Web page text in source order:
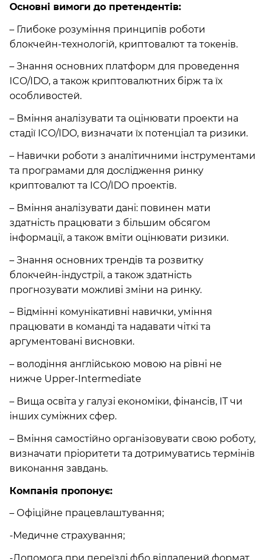
Основні вимоги до претендентів:
– Глибоке розуміння принципів роботи
блокчейн-технологій, криптовалют та токенів.
– Знання основних платформ для проведення
ICO/IDO, а також криптовалютних бірж та їх
особливостей.
– Вміння аналізувати та оцінювати проекти на
стадії ICO/IDO, визначати їх потенціал та ризики.
– Навички роботи з аналітичними інструментами
та програмами для дослідження ринку
криптовалют та ICO/IDO проектів.
– Вміння аналізувати дані: повинен мати
здатність працювати з більшим обсягом
інформації, а також вміти оцінювати ризики.
– Знання основних трендів та розвитку
блокчейн-індустрії, а також здатність
прогнозувати можливі зміни на ринку.
– Відмінні комунікативні навички, уміння
працювати в команді та надавати чіткі та
аргументовані висновки.
– володіння англійською мовою на рівні не
нижче Upper-Intermediate
– Вища освіта у галузі економіки, фінансів, IT чи
інших суміжних сфер.
– Вміння самостійно організовувати свою роботу,
визначати пріоритети та дотримуватись термінів
виконання завдань.
Компанія пропонує:
– Офіційне працевлаштування;
-Медичне страхування;